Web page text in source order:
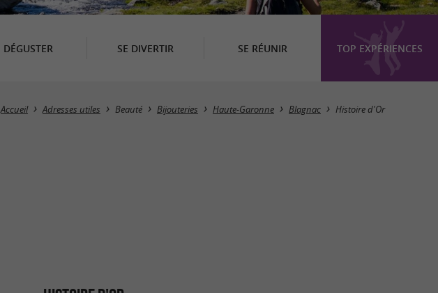
DÉGUSTER SE DIVERTIR SE RÉUNIR TOP EXPÉRIENCES
Accueil Adresses utiles Beauté Bijouteries Haute-Garonne Blagnac Histoire d'Or